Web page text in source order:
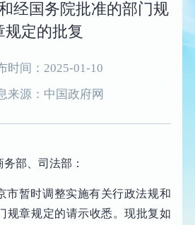
经国务院批准的部门规
规定的批复
时间：2025-01-10
来源：中国政府网
部、司法部：
市暂时调整实施有关行政法规和
规章规定的请示收悉。现批复如